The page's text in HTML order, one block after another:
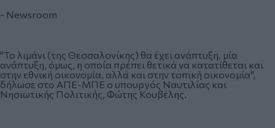
- Newsroom
"Το λιμάνι (της Θεσσαλονίκης) θα έχει ανάπτυξη, μία
ανάπτυξη, όμως, η οποία πρέπει θετικά να κατατίθεται και
στην εθνική οικονομία, αλλά και στην τοπική οικονομία",
δήλωσε στο ΑΠΕ-ΜΠΕ ο υπουργός Ναυτιλίας και
Νησιωτικής Πολιτικής, Φώτης Κουβέλης.